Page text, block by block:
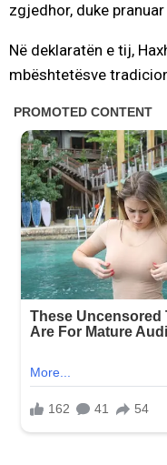
zgjedhor, duke
Në deklaratën e tij,
mbështetësve